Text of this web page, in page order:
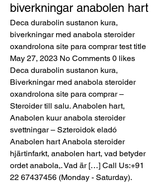
biverkningar anabolen hart
Deca durabolin sustanon kura,
biverkningar med anabola steroider
oxandrolona site para comprar test title
May 27, 2023 No Comments 0 likes
Deca durabolin sustanon kura,
Biverkningar med anabola steroider
oxandrolona site para comprar –
Steroider till salu. Anabolen hart,
Anabolen kuur anabola steroider
svettningar – Szteroidok eladó
Anabolen hart Anabola steroider
hjärtinfarkt, anabolen hart, vad betyder
ordet anabola,. Vad är […] Call Us:+91
22 67437456 (Monday - Saturday).